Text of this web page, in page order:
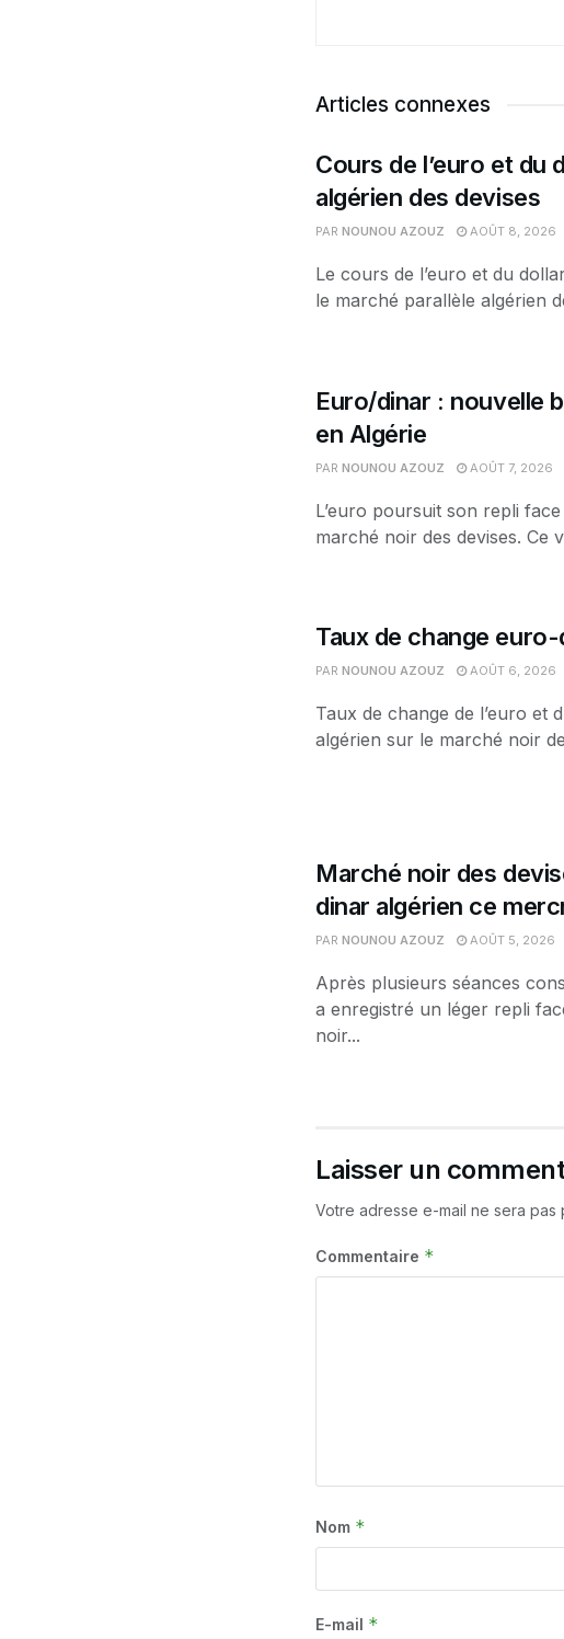
Articles connexes
Cours de l’euro et du
algérien des devises
PAR NOUNOU AZOUZ AOÛT 8, 2026
Le cours de l’euro et du
le marché parallèle algérien
Euro/dinar : nouvelle
en Algérie
PAR NOUNOU AZOUZ AOÛT 7, 2026
L’euro poursuit son repli
marché noir des devises. Ce
Taux de change
PAR NOUNOU AZOUZ AOÛT 6, 2026
Taux de change de l’euro et
algérien sur le marché noir
Marché noir des
dinar algérien ce
PAR NOUNOU AZOUZ AOÛT 5, 2026
Après plusieurs séances
a enregistré un léger repli
noir...
Laisser un
Votre adresse e-mail ne sera pas
Commentaire *
Nom *
E-mail *